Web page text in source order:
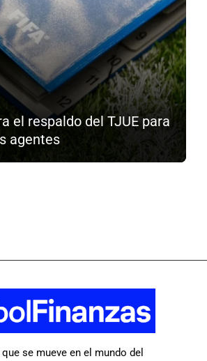
el respaldo del TJUE para
agentes
se mueve en el mundo del